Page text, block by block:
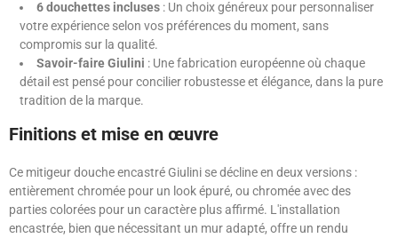
6 douchettes incluses : Un choix généreux pour personnaliser
votre expérience selon vos préférences du moment, sans
compromis sur la qualité.
Savoir-faire Giulini : Une fabrication européenne où chaque
détail est pensé pour concilier robustesse et élégance, dans la pure
tradition de la marque.
Finitions et mise en œuvre
Ce mitigeur douche encastré Giulini se décline en deux versions :
entièrement chromée pour un look épuré, ou chromée avec des
parties colorées pour un caractère plus affirmé. L'installation
encastrée, bien que nécessitant un mur adapté, offre un rendu